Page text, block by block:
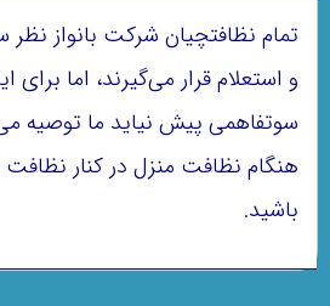
تمام نظافتچیان شرکت بانواز
و استعلام قرار می‌گیرند، اما برای
سوتفاهمی پیش نیاید ما توصیه
هنگام نظافت منزل در کنار
باشید.